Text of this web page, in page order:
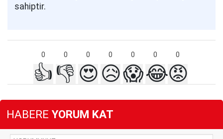
sahiptir.
0 0 0 0 0 0 0
👍 👎 😍😥😱😂😡
HABERE YORUM KAT